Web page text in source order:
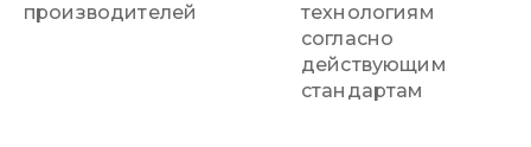
производителей
технологиям
согласно
действующим
стандартам